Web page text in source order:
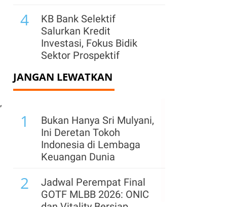
4
KB Bank Selektif
Salurkan Kredit
Investasi, Fokus Bidik
Sektor Prospektif
5
Cetak Net Buy, Big Banks
Kompak Menghijau di
Pekan Ini
BCA Salurkan Kedit
Produktif Rp 802 Triliun
hingga Juni 2026
7
CIMB Niaga Gandeng
Ajaib Perkuat Produk
JANGAN LEWATKAN
1
Bukan Hanya Sri Mulyani,
Ini Deretan Tokoh
Indonesia di Lembaga
Keuangan Dunia
2
Jadwal Perempat Final
GOTF MLBB 2026: ONIC